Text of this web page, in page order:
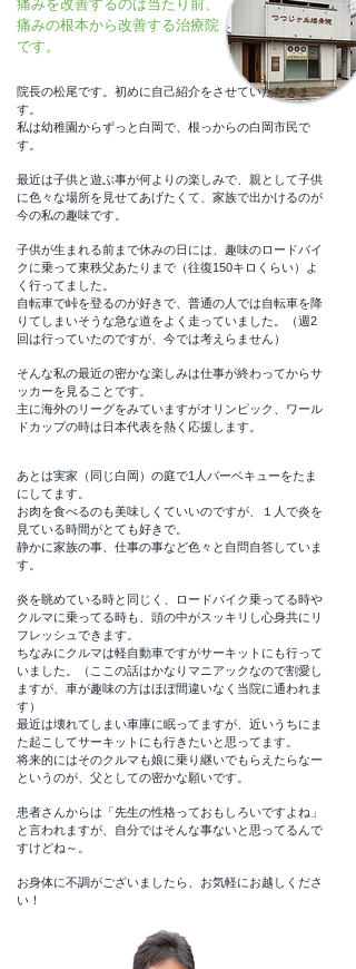
痛みを改善するのは当たり前、
痛みの根本から改善する治療院
です。
院長の松尾です。初めに自己紹介をさせていただきま
す。
私は幼稚園からずっと白岡で、根っからの白岡市民で
す。
最近は子供と遊ぶ事が何よりの楽しみで、親として子供
に色々な場所を見せてあげたくて、家族で出かけるのが
今の私の趣味です。
子供が生まれる前まで休みの日には、趣味のロードバイ
クに乗って東秩父あたりまで（往復150キロくらい）よ
く行ってました。
自転車で峠を登るのが好きで、普通の人では自転車を降
りてしまいそうな急な道をよく走っていました。（週2
回は行っていたのですが、今では考えらません）
そんな私の最近の密かな楽しみは仕事が終わってからサ
ッカーを見ることです。
主に海外のリーグをみていますがオリンピック、ワール
ドカップの時は日本代表を熱く応援します。
あとは実家（同じ白岡）の庭で1人バーベキューをたま
にしてます。
お肉を食べるのも美味しくていいのですが、１人で炎を
見ている時間がとても好きで。
静かに家族の事、仕事の事など色々と自問自答していま
す。
炎を眺めている時と同じく、ロードバイク乗ってる時や
クルマに乗ってる時も、頭の中がスッキリし心身共にリ
フレッシュできます。
ちなみにクルマは軽自動車ですがサーキットにも行って
いました。（ここの話はかなりマニアックなので割愛し
ますが、車が趣味の方はほぼ間違いなく当院に通われま
す）
最近は壊れてしまい車庫に眠ってますが、近いうちにま
た起こしてサーキットにも行きたいと思ってます。
将来的にはそのクルマも娘に乗り継いでもらえたらなー
というのが、父としての密かな願いです。
患者さんからは「先生の性格っておもしろいですよね」
と言われますが、自分ではそんな事ないと思ってるんで
すけどね～。
お身体に不調がございましたら、お気軽にお越しくださ
い！